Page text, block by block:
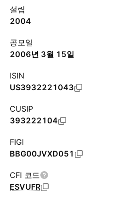
설립
2004
공모일
2006년 3월 15일
ISIN
US3932221043
CUSIP
393222104
FIGI
BBG00JVXD051
CFI 코드
ESVUFR